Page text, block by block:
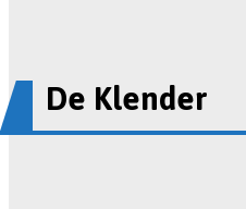
De Klender